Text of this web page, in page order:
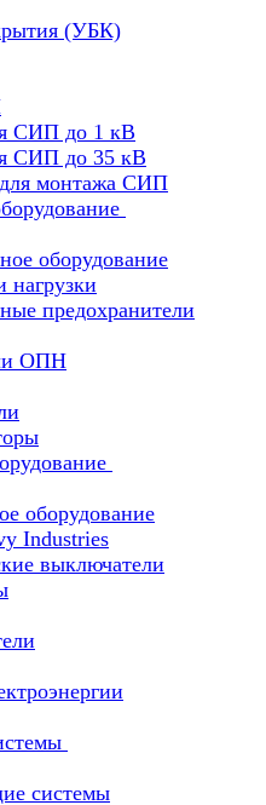
(УБК)
СИП до 1 кВ
СИП до 35 кВ
монтажа СИП
оборудование
нагрузки
предохранители
ОПН
оборудование
Industries
выключатели
системы